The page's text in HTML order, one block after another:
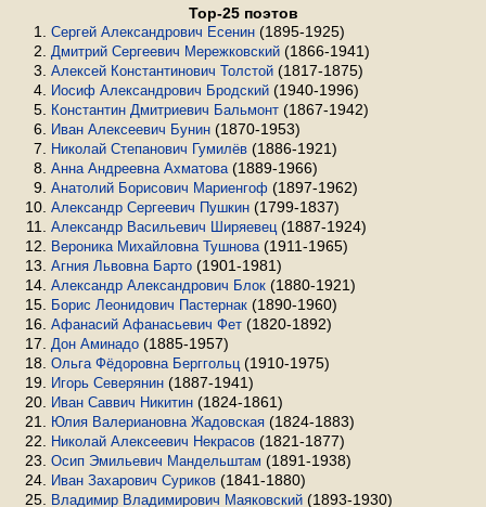
Top-25 поэтов
Сергей Александрович Есенин (1895-1925)
Дмитрий Сергеевич Мережковский (1866-1941)
Алексей Константинович Толстой (1817-1875)
Иосиф Александрович Бродский (1940-1996)
Константин Дмитриевич Бальмонт (1867-1942)
Иван Алексеевич Бунин (1870-1953)
Николай Степанович Гумилёв (1886-1921)
Анна Андреевна Ахматова (1889-1966)
Анатолий Борисович Мариенгоф (1897-1962)
Александр Сергеевич Пушкин (1799-1837)
Александр Васильевич Ширяевец (1887-1924)
Вероника Михайловна Тушнова (1911-1965)
Агния Львовна Барто (1901-1981)
Александр Александрович Блок (1880-1921)
Борис Леонидович Пастернак (1890-1960)
Афанасий Афанасьевич Фет (1820-1892)
Дон Аминадо (1885-1957)
Ольга Фёдоровна Берггольц (1910-1975)
Игорь Северянин (1887-1941)
Иван Саввич Никитин (1824-1861)
Юлия Валериановна Жадовская (1824-1883)
Николай Алексеевич Некрасов (1821-1877)
Осип Эмильевич Мандельштам (1891-1938)
Иван Захарович Суриков (1841-1880)
Владимир Владимирович Маяковский (1893-1930)